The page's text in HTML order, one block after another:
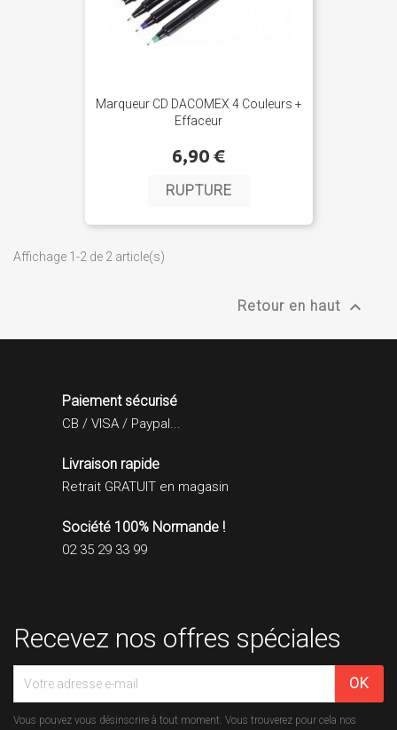
Marqueur CD DACOMEX 4 Couleurs +
Effaceur
6,90 €
RUPTURE
Affichage 1-2 de 2 article(s)
Retour en haut 
Paiement sécurisé
CB / VISA / Paypal...
Livraison rapide
Retrait GRATUIT en magasin
Société 100% Normande !
02 35 29 33 99
Recevez nos offres spéciales
Vous pouvez vous désinscrire à tout moment. Vous trouverez pour cela nos